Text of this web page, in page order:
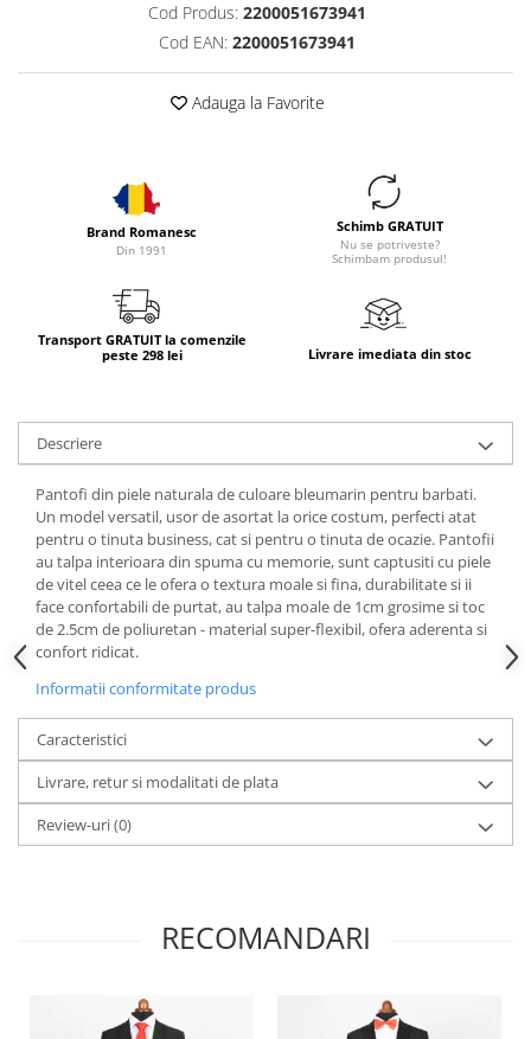
Cod Produs: 2200051673941
Cod EAN: 2200051673941
Adauga la Favorite
Brand Romanesc
Din 1991
Schimb GRATUIT
Nu se potriveste?
Schimbam produsul!
Transport GRATUIT la comenzile
peste 298 lei
Livrare imediata din stoc
Descriere
Pantofi din piele naturala de culoare bleumarin pentru barbati.
Un model versatil, usor de asortat la orice costum, perfecti atat
pentru o tinuta business, cat si pentru o tinuta de ocazie. Pantofii
au talpa interioara din spuma cu memorie, sunt captusiti cu piele
de vitel ceea ce le ofera o textura moale si fina, durabilitate si ii
face confortabili de purtat, au talpa moale de 1cm grosime si toc
de 2.5cm de poliuretan - material super-flexibil, ofera aderenta si
confort ridicat.
Informatii conformitate produs
Caracteristici
Livrare, retur si modalitati de plata
Review-uri(0)
RECOMANDARI